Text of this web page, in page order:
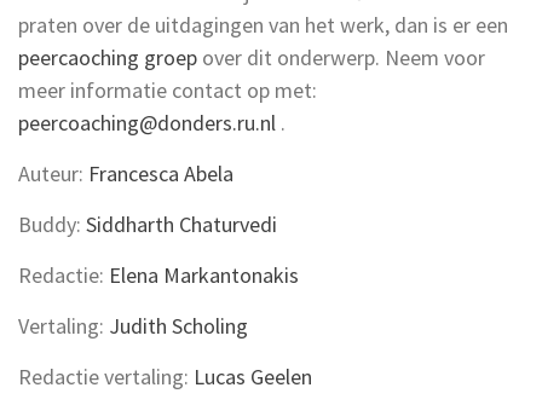
praten over de uitdagingen van het werk, dan is er een
peercaoching groep over dit onderwerp. Neem voor
meer informatie contact op met:
peercoaching@donders.ru.nl .
Auteur: Francesca Abela
Buddy: Siddharth Chaturvedi
Redactie: Elena Markantonakis
Vertaling: Judith Scholing
Redactie vertaling: Lucas Geelen